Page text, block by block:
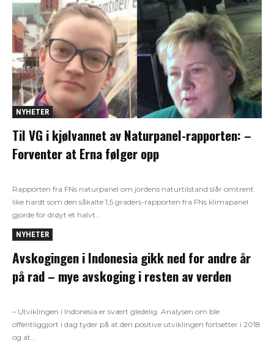
NYHETER
Til VG i kjølvannet av Naturpanel-rapporten: –
Forventer at Erna følger opp
Rapporten fra FNs naturpanel om jordens naturtilstand slår omtrent
like hardt som den såkalte 1,5 graders-rapporten fra FNs klimapanel
gjorde for drøyt et halvt...
NYHETER
Avskogingen i Indonesia gikk ned for andre år
på rad – mye avskoging i resten av verden
– Utviklingen i Indonesia er svært gledelig. Analysen om ble
offentliggjort i dag tyder på at den positive utviklingen fortsetter i 2018
og at...